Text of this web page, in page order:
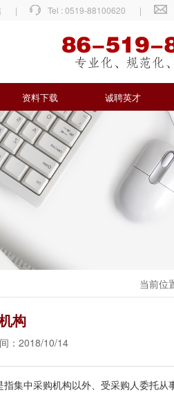
| Tel : 0519-88100620 |
资料下载 诚聘英才
当前位
构
：2018/10/14
中采购机构以外、受采购人委托从